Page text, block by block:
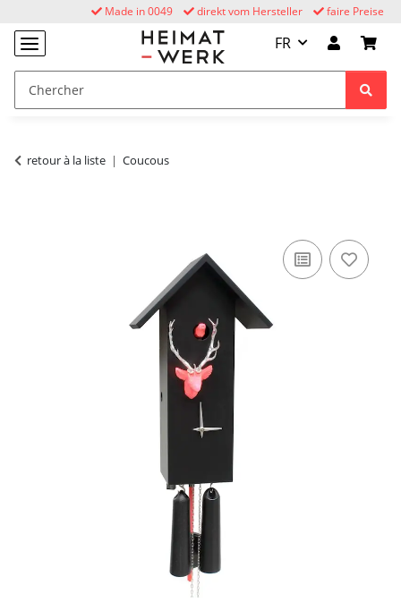
faire Preise
direkt vom Hersteller
Made in 0049
FR
retour à la liste Coucous